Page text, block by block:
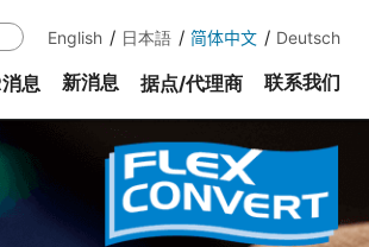
English 日本語 简体中文 Deutsch
息 新消息 据点/代理商 联系我们